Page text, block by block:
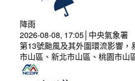
降雨
2026-08-08, 17:05│中央氣象署
第13號颱風及其外圍環流影響
市山區、新北市山區、桃園市山